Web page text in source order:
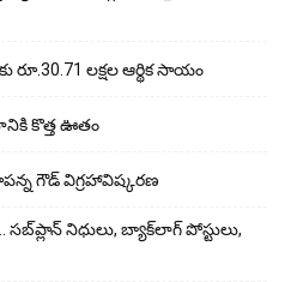
లక్షల ఆర్థిక సాయం
కొత్త ఊతం
గౌడ్ విగ్రహావిష్కరణ
సబ్‌ప్లాన్ నిధులు, బ్యాక్‌లాగ్ పోస్టులు,